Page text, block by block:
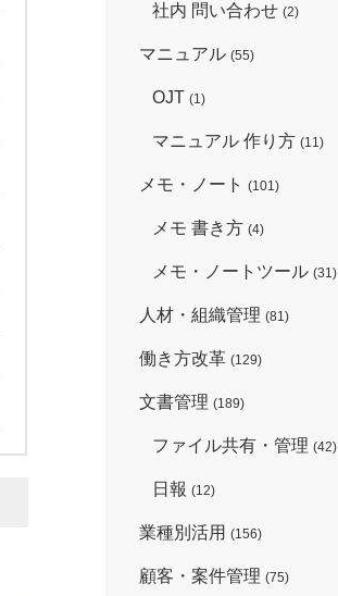
社内 問い合わせ (2)
マニュアル (55)
OJT (1)
マニュアル 作り方 (11)
メモ・ノート (101)
メモ 書き方 (4)
メモ・ノートツール (31)
人材・組織管理 (81)
働き方改革 (129)
文書管理 (189)
ファイル共有・管理 (42)
日報 (12)
業種別活用 (156)
顧客・案件管理 (75)